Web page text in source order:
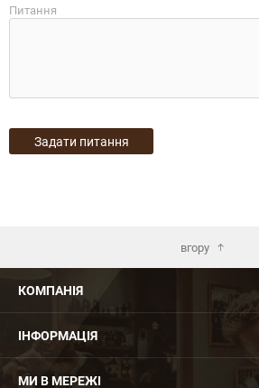
Питання
вгору
КОМПАНІЯ
ІНФОРМАЦІЯ
МИ В МЕРЕЖІ